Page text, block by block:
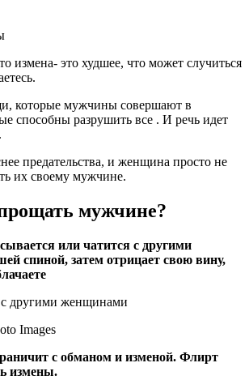
измена- это худшее, что может случиться
которые мужчины совершают в
способны разрушить все . И речь идет
предательства, и женщина просто не
их своему мужчине.
мужчине?
или чатится с другими
спиной, затем отрицает свою вину,
Images
с обманом и изменой. Флирт
измены.